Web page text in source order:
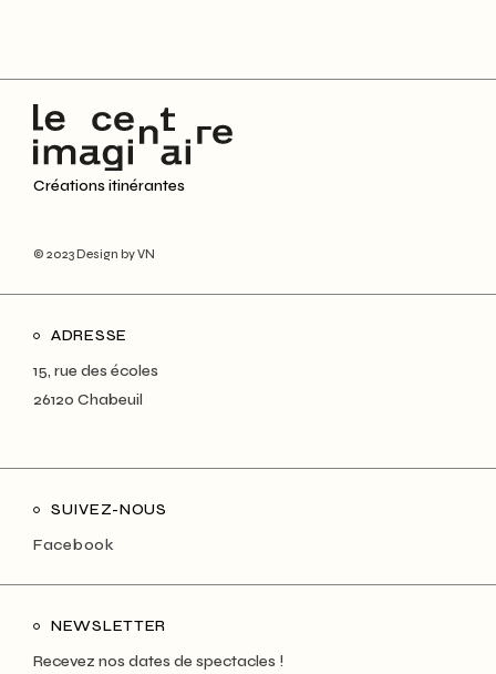
Créations itinérantes
© 2023Design by VN
ADRESSE
15, rue des écoles
26120 Chabeuil
SUIVEZ-NOUS
Facebook
NEWSLETTER
Recevez nos dates de spectacles !